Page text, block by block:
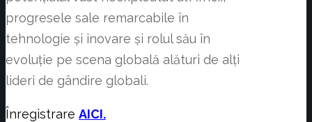
progresele sale remarcabile în
tehnologie și inovare și rolul său în
evoluție pe scena globală alături de alți
lideri de gândire globali.
Înregistrare AICI.